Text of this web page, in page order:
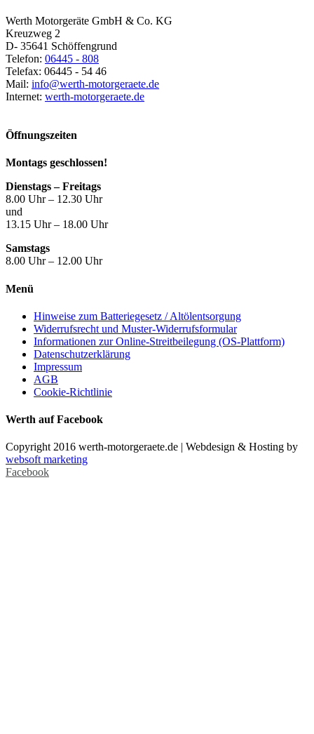
Werth Motorgeräte GmbH & Co. KG
Kreuzweg 2
D- 35641 Schöffengrund
Telefon: 06445 - 808
Telefax: 06445 - 54 46
Mail: info@werth-motorgeraete.de
Internet: werth-motorgeraete.de
Öffnungszeiten
Montags geschlossen!
Dienstags – Freitags
8.00 Uhr – 12.30 Uhr
und
13.15 Uhr – 18.00 Uhr
Samstags
8.00 Uhr – 12.00 Uhr
Menü
Hinweise zum Batteriegesetz / Altölentsorgung
Widerrufsrecht und Muster-Widerrufsformular
Informationen zur Online-Streitbeilegung (OS-Plattform)
Datenschutzerklärung
Impressum
AGB
Cookie-Richtlinie
Werth auf Facebook
Copyright 2016 werth-motorgeraete.de | Webdesign & Hosting by
websoft marketing
Facebook